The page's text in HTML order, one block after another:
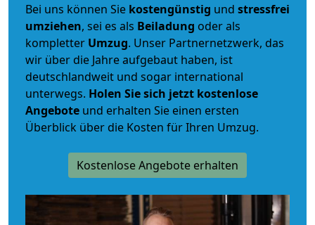
Bei uns können Sie kostengünstig und stressfrei
umziehen, sei es als Beiladung oder als
kompletter Umzug. Unser Partnernetzwerk, das
wir über die Jahre aufgebaut haben, ist
deutschlandweit und sogar international
unterwegs. Holen Sie sich jetzt kostenlose
Angebote und erhalten Sie einen ersten
Überblick über die Kosten für Ihren Umzug.
Kostenlose Angebote erhalten